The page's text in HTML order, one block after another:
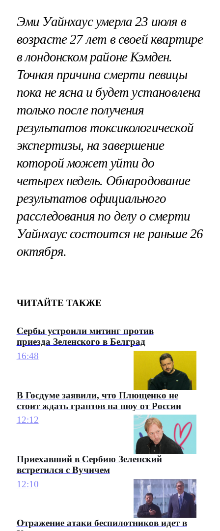
Эми Уайнхаус умерла 23 июля в
возрасте 27 лет в своей квартире
в лондонском районе Кэмден.
Точная причина смерти певицы
пока не ясна и будет установлена
только после получения
результатов токсикологической
экспертизы, на завершение
которой может уйти до
четырех недель. Обнародование
результатов официального
расследования по делу о смерти
Уайнхаус состоится не раньше 26
октября.
ЧИТАЙТЕ ТАКЖЕ
Сербы устроили митинг против
приезда Зеленского в Белград
16:48
В Госдуме заявили, что Плющенко не
стоит ждать грантов на шоу от России
12:12
Приехавший в Сербию Зеленский
встретился с Вучичем
12:10
Отражение атаки беспилотников идет в